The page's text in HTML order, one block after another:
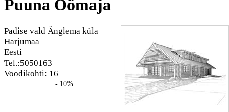
Puuna Öömaja
Padise vald Änglema küla
Harjumaa
Eesti
Tel.:5050163
Voodikohti: 16
- 10%